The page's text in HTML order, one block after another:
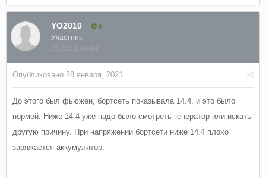
YO2010 6
Участник
25 сообщений
Опубликовано 28 января, 2021
До этого был фьюжен, бортсеть показывала 14.4, и это было
нормой. Ниже 14.4 уже надо было смотреть генератор или искать
другую причину. При напряжении бортсети ниже 14.4 плохо
заряжается аккумулятор.